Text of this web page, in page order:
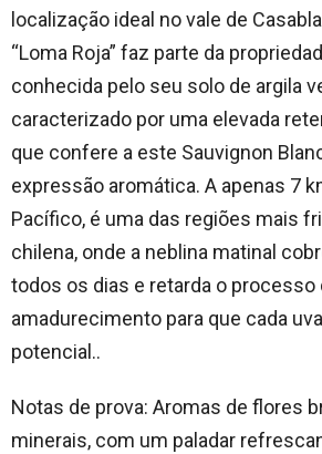
localização ideal no vale de
“Loma Roja” faz parte da
conhecida pelo seu solo de argila
caracterizado por uma elevada
que confere a este Sauvignon
expressão aromática. A apenas 7
Pacífico, é uma das regiões mais
chilena, onde a neblina matinal
todos os dias e retarda o processo
amadurecimento para que cada
potencial..
Notas de prova: Aromas de flores
minerais, com um paladar